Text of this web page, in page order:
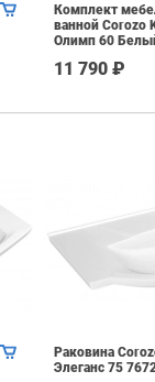
Комплект
ванной Corozo
Олимп 60
11 790 ₽
Раковина
Элеганс 75